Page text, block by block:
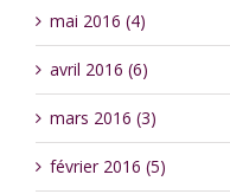
mai 2016 (4)
avril 2016 (6)
mars 2016 (3)
février 2016 (5)